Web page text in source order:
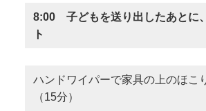
8:00 子どもを送り出したあとに
ト
ハンドワイパーで家具の上のほこ
（15分）